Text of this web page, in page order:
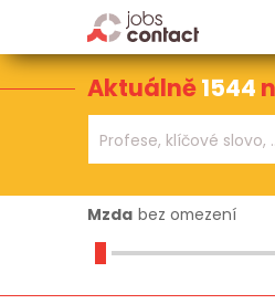
Aktuálně1544
Mzda bez omezení